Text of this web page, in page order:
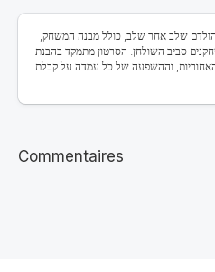
שלב אחר שלב, כולל מבנה המשחק,
סביב השולחן. הסרטון מתמקד בהבנת
וההשפעה של כל עמדה על קבלת
Commentaires